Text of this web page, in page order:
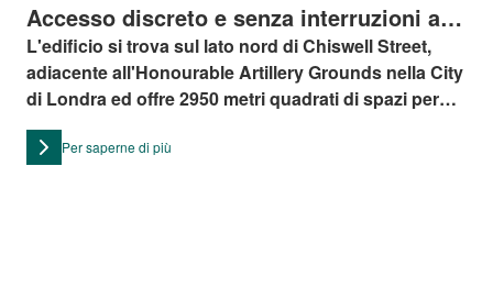
Accesso discreto e senza interruzioni al
numero 24 di Chiswell Street a Londra
L'edificio si trova sul lato nord di Chiswell Street,
adiacente all'Honourable Artillery Grounds nella City
di Londra ed offre 2950 metri quadrati di spazi per
uffici creativi e contemporanei di Grado A.
Per saperne di più